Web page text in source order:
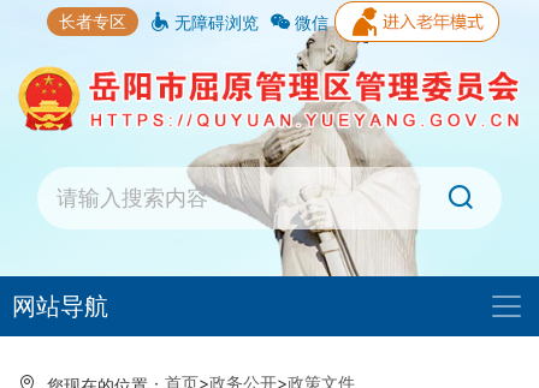
长者专区 无障碍浏览 微信
网站导航
首页>政务公开>政策文件